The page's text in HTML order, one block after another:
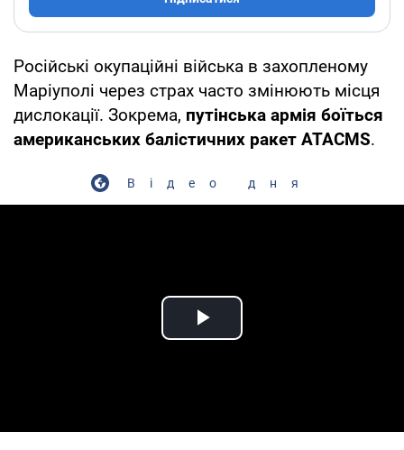
Російські окупаційні війська в захопленому
Маріуполі через страх часто змінюють місця
дислокації. Зокрема, путінська армія боїться
американських балістичних ракет ATACMS.
Відео дня
Play Video